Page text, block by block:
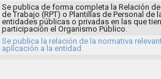
Se publica de forma completa la Relación
de Trabajo (RPT) o Plantillas de Personal de
entidades públicas o privadas en las que
participación el Organismo Público.
Se publica la relación de la normativa
aplicación a la entidad